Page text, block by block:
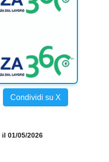
Condividi su X
il 01/05/2026